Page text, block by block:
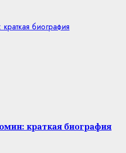
биография
краткая биография